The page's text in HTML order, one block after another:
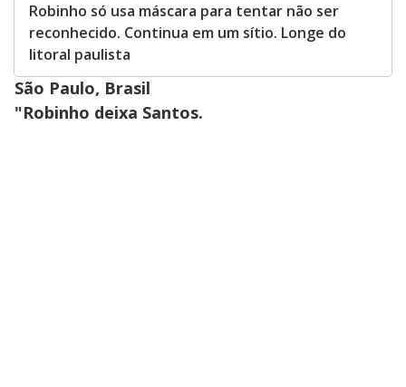
Robinho só usa máscara para tentar não ser
reconhecido. Continua em um sítio. Longe do
litoral paulista
São Paulo, Brasil
"Robinho deixa Santos.